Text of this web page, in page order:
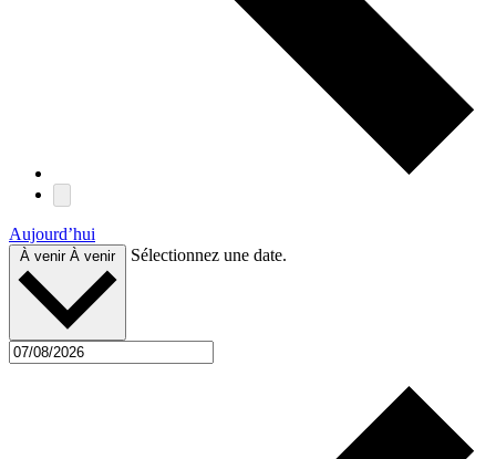
Aujourd’hui
À venir À venir Sélectionnez une date.